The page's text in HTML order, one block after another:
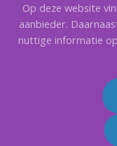
Op deze website
aanbieder.
nuttige informatie